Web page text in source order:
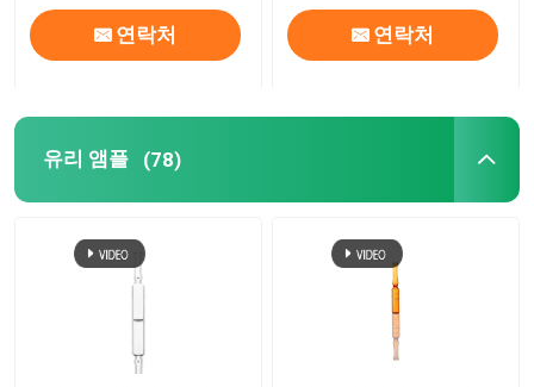
붕규산 유리관
성형 유리 바이알
브로모부틸 고무마개
알루미늄 플라스틱 캡
스크류 캡 유리 바이알
연락처 연락처
유리 앰플 (78)